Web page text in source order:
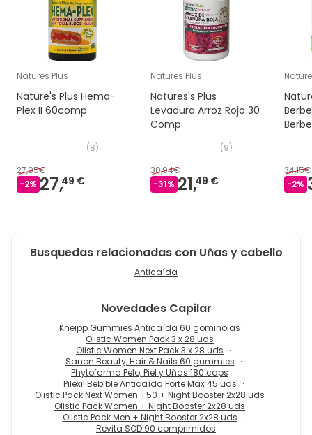
Natures Plus
Nature's Plus Hema-
Plex II 60comp
(8)
27,95€
-2% 27,49 €
Natures Plus
Natures's Plus
Levadura Arroz Rojo 30
Comp
(9)
30,94€
-31% 21,49 €
34,15€
-2%
Busquedas relacionadas con Uñas y cabello
Anticaída
Novedades Capilar
Kneipp Gummies Anticaída 60 gominolas
Olistic Women Pack 3 x 28 uds
Olistic Women Next Pack 3 x 28 uds
Sanon Beauty, Hair & Nails 60 gummies
Phytofarma Pelo, Piel y Uñas 180 caps
Pilexil Bebible Anticaída Forte Max 45 uds
Olistic Pack Next Women +50 + Night Booster 2x28 uds
Olistic Pack Women + Night Booster 2x28 uds
Olistic Pack Men + Night Booster 2x28 uds
Revita SOD 90 comprimidos